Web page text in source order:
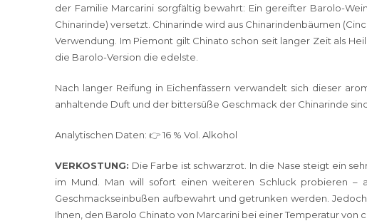
der Familie Marcarini sorgfältig bewahrt: Ein gereifter Barolo-
Chinarinde) versetzt. Chinarinde wird aus Chinarindenbäumen
Verwendung. Im Piemont gilt Chinato schon seit langer Zeit als
die Barolo-Version die edelste.
Nach langer Reifung in Eichenfässern verwandelt sich dieser
anhaltende Duft und der bittersüße Geschmack der Chinarinde
Analytischen Daten: 👉 16 % Vol. Alkohol
VERKOSTUNG: Die Farbe ist schwarzrot. In die Nase steigt ein
im Mund. Man will sofort einen weiteren Schluck probieren
Geschmackseinbußen aufbewahrt und getrunken werden.
Ihnen, den Barolo Chinato von Marcarini bei einer Temperatur von